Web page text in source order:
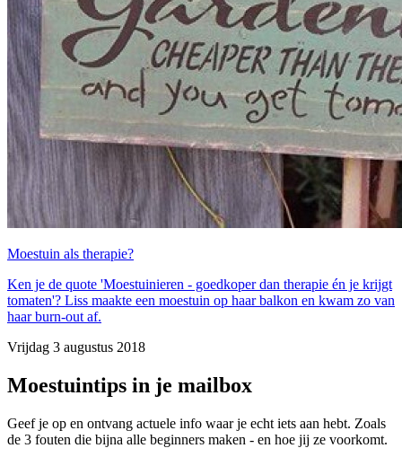
Moestuin als therapie?
Ken je de quote 'Moestuinieren - goedkoper dan therapie én je krijgt
tomaten'? Liss maakte een moestuin op haar balkon en kwam zo van
haar burn-out af.
Vrijdag 3 augustus 2018
Moestuintips in je mailbox
Geef je op en ontvang actuele info waar je echt iets aan hebt. Zoals
de 3 fouten die bijna alle beginners maken - en hoe jij ze voorkomt.